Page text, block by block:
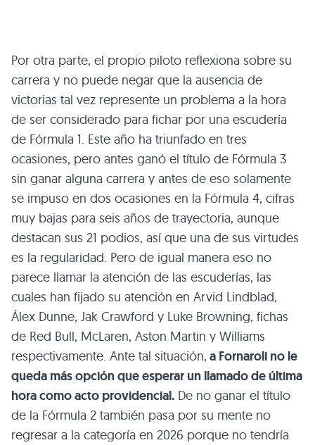
Por otra parte, el propio piloto reflexiona sobre su
carrera y no puede negar que la ausencia de
victorias tal vez represente un problema a la hora
de ser considerado para fichar por una escudería
de Fórmula 1. Este año ha triunfado en tres
ocasiones, pero antes ganó el título de Fórmula 3
sin ganar alguna carrera y antes de eso solamente
se impuso en dos ocasiones en la Fórmula 4, cifras
muy bajas para seis años de trayectoria, aunque
destacan sus 21 podios, así que una de sus virtudes
es la regularidad. Pero de igual manera eso no
parece llamar la atención de las escuderías, las
cuales han fijado su atención en Arvid Lindblad,
Álex Dunne, Jak Crawford y Luke Browning, fichas
de Red Bull, McLaren, Aston Martin y Williams
respectivamente. Ante tal situación, a Fornaroli no le
queda más opción que esperar un llamado de última
hora como acto providencial. De no ganar el título
de la Fórmula 2 también pasa por su mente no
regresar a la categoría en 2026 porque no tendría